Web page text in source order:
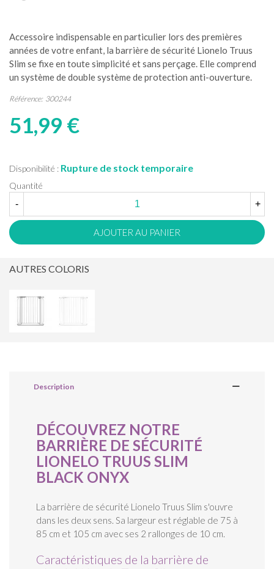
Accessoire indispensable en particulier lors des premières
années de votre enfant, la barrière de sécurité Lionelo Truus
Slim se fixe en toute simplicité et sans perçage. Elle comprend
un système de double système de protection anti-ouverture.
Référence: 300244
51,99 €
Disponibilité : Rupture de stock temporaire
Quantité
-
+
AJOUTER AU PANIER
AUTRES COLORIS
Description
DÉCOUVREZ NOTRE
BARRIÈRE DE SÉCURITÉ
LIONELO TRUUS SLIM
BLACK ONYX
La barrière de sécurité Lionelo Truus Slim s'ouvre
dans les deux sens. Sa largeur est réglable de 75 à
85 cm et 105 cm avec ses 2 rallonges de 10 cm.
Caractéristiques de la barrière de